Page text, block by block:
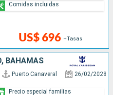
US$ 696 +Tasas
Comidas incluidas
BAHAMAS
Puerto Canaveral 26/02/2028
Precio especial familias